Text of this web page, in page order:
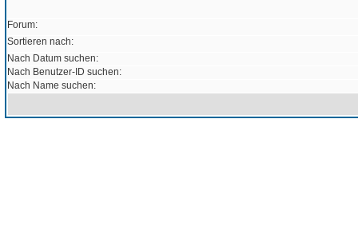
Forum:
Sortieren nach:
Nach Datum suchen:
Nach Benutzer-ID suchen:
Nach Name suchen: